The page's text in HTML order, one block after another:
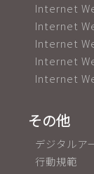
Internet
Internet
Internet
Internet
Internet
その他
デジタルア
行動規範